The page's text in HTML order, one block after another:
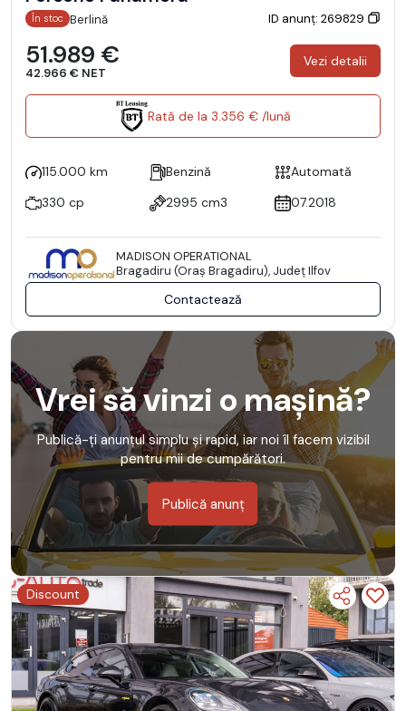
În stoc Berlină ID anunț: 269829
51.989 €
42.966 € NET
Vezi detalii
Rată de la 3.356 € /lună
115.000 km Benzină
Automată
330 cp
2995 cm3 07.2018
MADISON OPERATIONAL
Bragadiru (Oraş Bragadiru), Județ Ilfov
Contactează
Vrei să vinzi o mașină?
Publică-ți anunțul simplu și rapid, iar noi îl facem vizibil
pentru mii de cumpărători.
Publică anunț
Discount